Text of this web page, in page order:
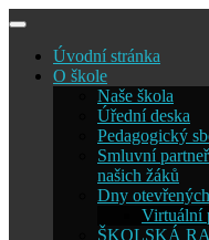
Skip
contentÚvodní stránka
O škole
Naše škola
Úřední deska
Pedagogický
Smluvní
našich žáků
Dny
Virtuální
ŠKOLSKÁ